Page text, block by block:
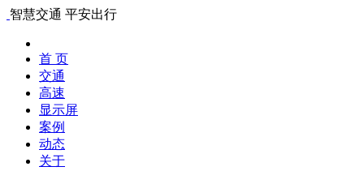
智慧交通 平安出行
首 页
交通
高速
显示屏
案例
动态
关于